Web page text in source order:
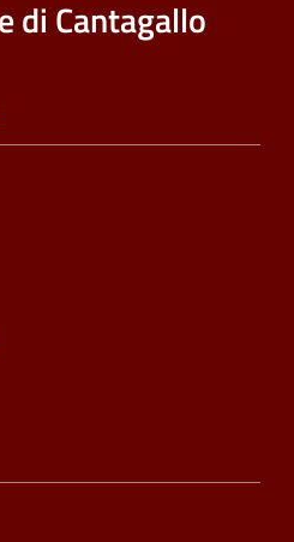
di Cantagallo